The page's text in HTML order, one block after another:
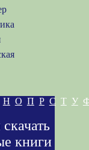
Н О П Р С Т У
книги